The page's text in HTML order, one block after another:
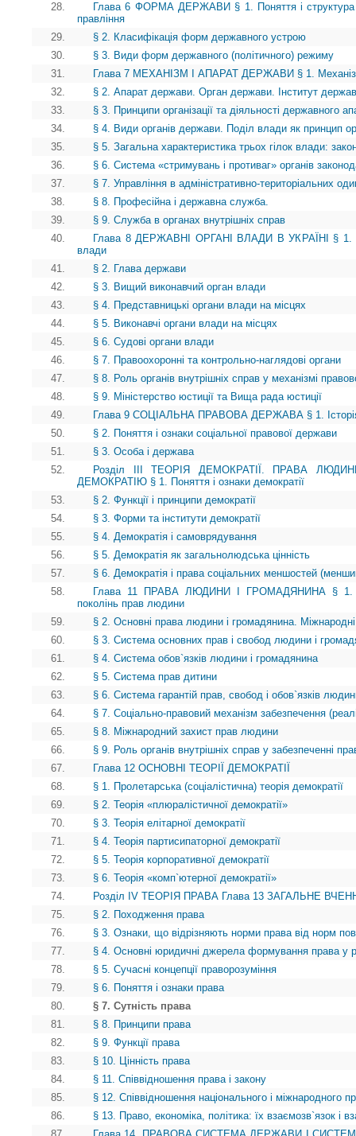
28.
Глава 6 ФОРМА ДЕРЖАВИ § 1. Поняття і
правління
29.
§ 2. Класифікація форм державного устрою
30.
§ 3. Види форм державного (політичного) режиму
31.
Глава 7 МЕХАНІЗМ І АПАРАТ ДЕРЖАВИ § 1.
32.
§ 2. Апарат держави. Орган держави. Інститут
33.
§ 3. Принципи організації та діяльності державного
34.
§ 4. Види органів держави. Поділ влади як принцип
35.
§ 5. Загальна характеристика трьох гілок влади:
36.
§ 6. Система «стримувань і противаг» органів
37.
§ 7. Управління в адміністративно-територіальних
38.
§ 8. Професійна і державна служба.
39.
§ 9. Служба в органах внутрішніх справ
40.
Глава 8 ДЕРЖАВНІ ОРГАНІ ВЛАДИ В УКРАЇНІ § 1.
влади
41.
§ 2. Глава держави
42.
§ 3. Вищий виконавчий орган влади
43.
§ 4. Представницькі органи влади на місцях
44.
§ 5. Виконавчі органи влади на місцях
45.
§ 6. Судові органи влади
46.
§ 7. Правоохоронні та контрольно-наглядові органи
47.
§ 8. Роль органів внутрішніх справ у механізмі
48.
§ 9. Міністерство юстиції та Вища рада юстиції
49.
Глава 9 СОЦІАЛЬНА ПРАВОВА ДЕРЖАВА § 1. Історія
50.
§ 2. Поняття і ознаки соціальної правової держави
51.
§ 3. Особа і держава
52.
Розділ III ТЕОРІЯ ДЕМОКРАТІЇ. ПРАВА
ДЕМОКРАТІЮ § 1. Поняття і ознаки демократії
53.
§ 2. Функції і принципи демократії
54.
§ 3. Форми та інститути демократії
55.
§ 4. Демократія і самоврядування
56.
§ 5. Демократія як загальнолюдська цінність
57.
§ 6. Демократія і права соціальних меншостей
58.
Глава 11 ПРАВА ЛЮДИНИ І ГРОМАДЯНИНА § 1.
поколінь прав людини
59.
§ 2. Основні права людини і громадянина.
60.
§ 3. Система основних прав і свобод людини і
61.
§ 4. Система обов`язків людини і громадянина
62.
§ 5. Система прав дитини
63.
§ 6. Система гарантій прав, свобод і обов`язків
64.
§ 7. Соціально-правовий механізм забезпечення
65.
§ 8. Міжнародний захист прав людини
66.
§ 9. Роль органів внутрішніх справ у забезпеченні
67.
Глава 12 ОСНОВНІ ТЕОРІЇ ДЕМОКРАТІЇ
68.
§ 1. Пролетарська (соціалістична) теорія демократії
69.
§ 2. Теорія «плюралістичної демократії»
70.
§ 3. Теорія елітарної демократії
71.
§ 4. Теорія партисипаторної демократії
72.
§ 5. Теорія корпоративної демократії
73.
§ 6. Теорія «комп`ютерної демократії»
74.
Розділ IV ТЕОРІЯ ПРАВА Глава 13 ЗАГАЛЬНЕ
75.
§ 2. Походження права
76.
§ 3. Ознаки, що відрізняють норми права від норм
77.
§ 4. Основні юридичні джерела формування права у
78.
§ 5. Сучасні концепції праворозуміння
79.
§ 6. Поняття і ознаки права
80.
§ 7. Сутність права
81.
§ 8. Принципи права
82.
§ 9. Функції права
83.
§ 10. Цінність права
84.
§ 11. Співвідношення права і закону
85.
§ 12. Співвідношення національного і міжнародного
86.
§ 13. Право, економіка, політика: їх взаємозв`язок і